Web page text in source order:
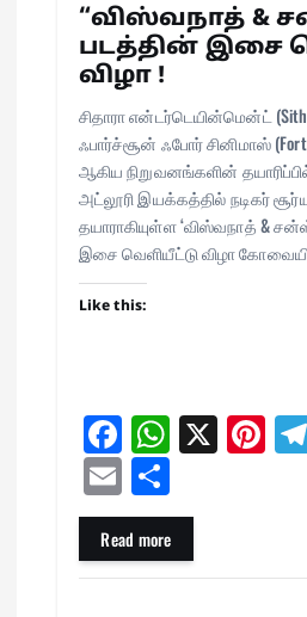
“விஸ்வநாத் &
படத்தின் இசை
விழா !
சிதாரா என்டர்டெயின்மென்ட்
ஃபார்ச்சூன் ஃபோர் சினிமாஸ்
ஆகிய நிறுவனங்களின்
அட்லூரி இயக்கத்தில் நடிகர்
தயாராகியுள்ள ‘விஸ்வநாத் &
இசை வெளியீட்டு விழா
Like this:
Fa
ce
bo
ok
W
ha
ts
A
pp
X Pi
nt
t
E
m
ail
Sh
ar
e
Read more